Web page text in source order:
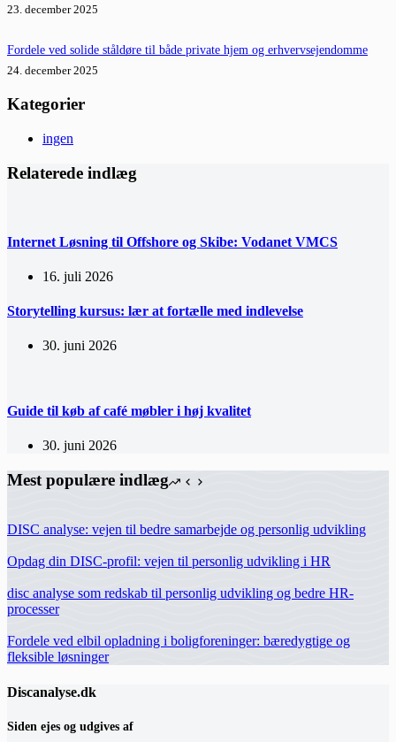
23. december 2025
Fordele ved solide ståldøre til både private hjem og erhvervsejendomme
24. december 2025
Kategorier
ingen
Relaterede indlæg
Internet Løsning til Offshore og Skibe: Vodanet VMCS
16. juli 2026
Storytelling kursus: lær at fortælle med indlevelse
30. juni 2026
Guide til køb af café møbler i høj kvalitet
30. juni 2026
Mest populære indlæg
DISC analyse: vejen til bedre samarbejde og personlig udvikling
Opdag din DISC-profil: vejen til personlig udvikling i HR
disc analyse som redskab til personlig udvikling og bedre HR-
processer
Fordele ved elbil opladning i boligforeninger: bæredygtige og
fleksible løsninger
Discanalyse.dk
Siden ejes og udgives af